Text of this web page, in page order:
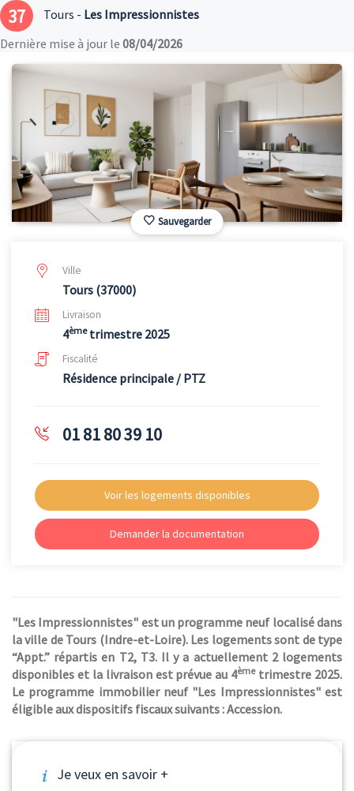
37 Tours - Les Impressionnistes
Dernière mise à jour le 08/04/2026
Sauvegarder
Ville
Tours (37000)
Livraison
4èmetrimestre 2025
Fiscalité
Résidence principale / PTZ
01 81 80 39 10
Voir les logements disponibles
Demander la documentation
"Les Impressionnistes" est un programme neuf localisé dans
la ville de Tours (Indre-et-Loire). Les logements sont de type
“Appt.” répartis en T2, T3. Il y a actuellement 2 logements
disponibles et la livraison est prévue au 4èmetrimestre 2025.
Le programme immobilier neuf "Les Impressionnistes" est
éligible aux dispositifs fiscaux suivants : Accession.
Je veux en savoir +